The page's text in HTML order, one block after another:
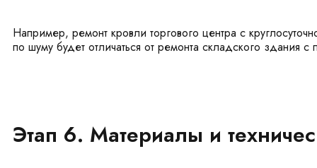
Например, ремонт кровли торгового центра с
по шуму будет отличаться от ремонта складского здания
Этап 6. Материалы и